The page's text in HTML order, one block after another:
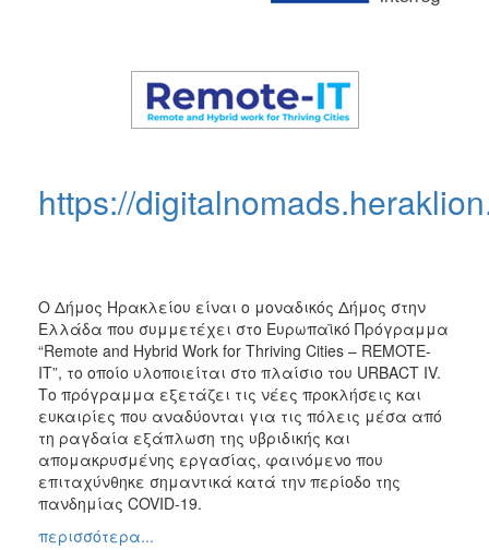
ΠΟΛΙΤΙΣΜΟΣ
ΑΝΘΕΚΤΙΚΗ
ΠΟΛΗ
https://
Ο Δήμος Ηρακλείου είναι ο μοναδικός Δήμος στην
Ελλάδα που συμμετέχει στο Ευρωπαϊκό Πρόγραμμα
“Remote and Hybrid Work for Thriving Cities – REMOTE-
IT”, το οποίο υλοποιείται στο πλαίσιο του URBACT IV.
Το πρόγραμμα εξετάζει τις νέες προκλήσεις και
ευκαιρίες που αναδύονται για τις πόλεις μέσα από
τη ραγδαία εξάπλωση της υβριδικής και
απομακρυσμένης εργασίας, φαινόμενο που
επιταχύνθηκε σημαντικά κατά την περίοδο της
πανδημίας COVID-19.
περισσότερα...